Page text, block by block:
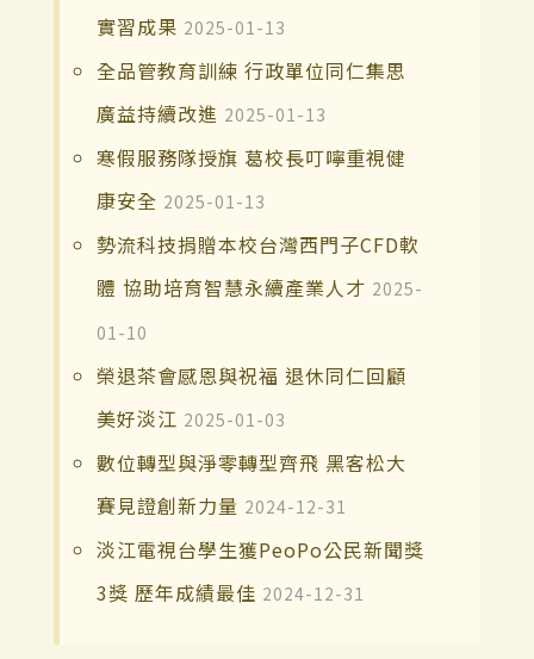
實習成果 2025-01-13
全品管教育訓練 行政單位同仁集思
廣益持續改進 2025-01-13
寒假服務隊授旗 葛校長叮嚀重視健
康安全 2025-01-13
勢流科技捐贈本校台灣西門子CFD軟
體 協助培育智慧永續產業人才 2025-
01-10
榮退茶會感恩與祝福 退休同仁回顧
美好淡江 2025-01-03
數位轉型與淨零轉型齊飛 黑客松大
賽見證創新力量 2024-12-31
淡江電視台學生獲PeoPo公民新聞獎
3獎 歷年成績最佳 2024-12-31